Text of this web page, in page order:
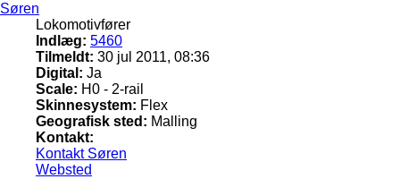
Søren
Lokomotivfører
Indlæg: 5460
Tilmeldt: 30 jul 2011, 08:36
Digital: Ja
Scale: H0 - 2-rail
Skinnesystem: Flex
Geografisk sted: Malling
Kontakt:
Kontakt Søren
Websted